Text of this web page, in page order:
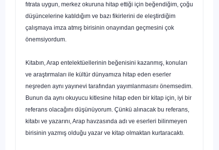
fıtrata uygun, merkez okuruna hitap ettiği için beğendiğim, çoğu
düşüncelerine katıldığım ve bazı fi­kirlerini de eleştirdiğim
çalışmaya imza atmış birisinin ona­yından geçmesini çok
önemsiyordum.
Kitabın, Arap entelektüellerinin beğenisini kazanmış, konuları
ve araştırmaları ile kültür dünyamıza hitap eden eserler
neşreden aynı yayınevi tarafından yayımlanmasını önemsedim.
Bunun da aynı okuyucu kitlesine hitap eden bir kitap için, iyi bir
referans olacağını düşünüyorum. Çünkü alınacak bu referans,
kitabı ve yazarını, Arap havzasında adı ve eserleri bilinmeyen
birisinin yazmış olduğu yazar ve kitap olmaktan kurtaracaktı.